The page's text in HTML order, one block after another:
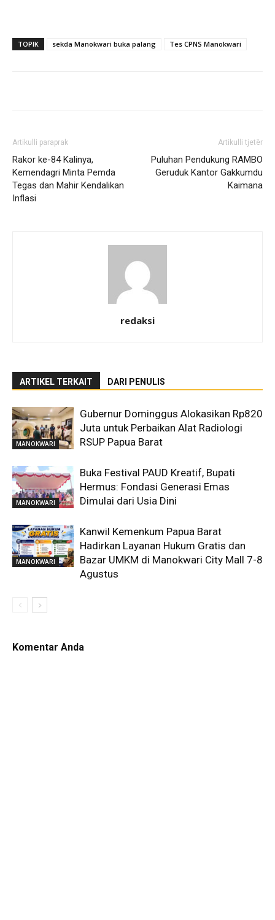
TOPIK sekda Manokwari buka palang Tes CPNS Manokwari
Artikulli paraprak
Rakor ke-84 Kalinya,
Kemendagri Minta Pemda
Tegas dan Mahir Kendalikan
Inflasi
Artikulli tjetër
Puluhan Pendukung RAMBO
Geruduk Kantor Gakkumdu
Kaimana
redaksi
ARTIKEL TERKAIT DARI PENULIS
MANOKWARI
Gubernur Dominggus Alokasikan Rp820
Juta untuk Perbaikan Alat Radiologi
RSUP Papua Barat
MANOKWARI
Buka Festival PAUD Kreatif, Bupati
Hermus: Fondasi Generasi Emas
Dimulai dari Usia Dini
MANOKWARI
Kanwil Kemenkum Papua Barat
Hadirkan Layanan Hukum Gratis dan
Bazar UMKM di Manokwari City Mall 7-8
Agustus
Komentar Anda